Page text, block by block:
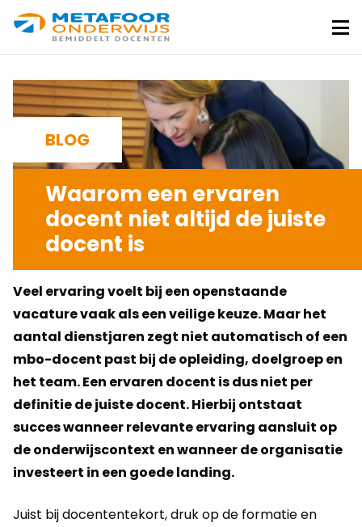
Metafoor
Onderwijs
BLOG
Waarom een ervaren
docent niet altijd de juiste
docent is
Veel ervaring voelt bij een openstaande
vacature vaak als een veilige keuze. Maar het
aantal dienstjaren zegt niet automatisch of een
mbo-docent past bij de opleiding, doelgroep en
het team. Een ervaren docent is dus niet per
definitie de juiste docent. Hierbij ontstaat
succes wanneer relevante ervaring aansluit op
de onderwijscontext en wanneer de organisatie
investeert in een goede landing.
Juist bij docententekort, druk op de formatie en